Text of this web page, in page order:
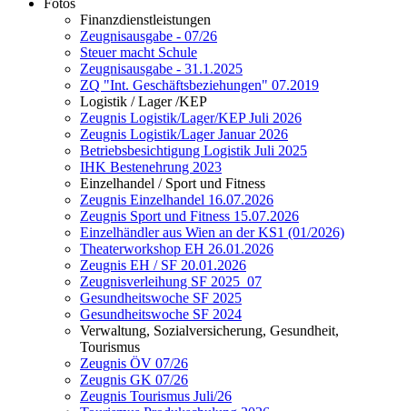
Fotos
Finanzdienstleistungen
Zeugnisausgabe - 07/26
Steuer macht Schule
Zeugnisausgabe - 31.1.2025
ZQ "Int. Geschäftsbeziehungen" 07.2019
Logistik / Lager /KEP
Zeugnis Logistik/Lager/KEP Juli 2026
Zeugnis Logistik/Lager Januar 2026
Betriebsbesichtigung Logistik Juli 2025
IHK Bestenehrung 2023
Einzelhandel / Sport und Fitness
Zeugnis Einzelhandel 16.07.2026
Zeugnis Sport und Fitness 15.07.2026
Einzelhändler aus Wien an der KS1 (01/2026)
Theaterworkshop EH 26.01.2026
Zeugnis EH / SF 20.01.2026
Zeugnisverleihung SF 2025_07
Gesundheitswoche SF 2025
Gesundheitswoche SF 2024
Verwaltung, Sozialversicherung, Gesundheit,
Tourismus
Zeugnis ÖV 07/26
Zeugnis GK 07/26
Zeugnis Tourismus Juli/26